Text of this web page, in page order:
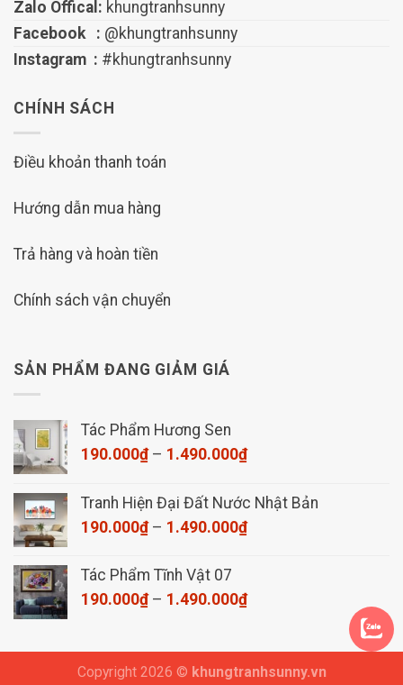
Zalo Offical: khungtranhsunny
Facebook : @khungtranhsunny
Instagram : #khungtranhsunny
CHÍNH SÁCH
Điều khoản thanh toán
Hướng dẫn mua hàng
Trả hàng và hoàn tiền
Chính sách vận chuyển
SẢN PHẨM ĐANG GIẢM GIÁ
Tác Phẩm Hương Sen
190.000₫ – 1.490.000₫Khoảng
từ
190.000₫
Tranh Hiện Đại Đất Nước Nhật Bản
190.000₫ – 1.490.000₫Khoảng
Tác Phẩm Tĩnh Vật 07
190.000₫ – 1.490.000₫Khoảng
Copyright 2026 © khungtranhsunny.vn